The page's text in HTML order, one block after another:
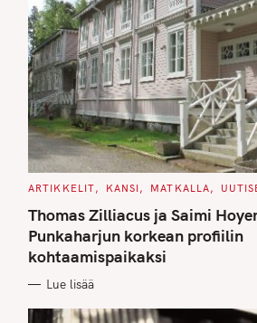
C
T
E
G
O
R
I
S
ARTIKKELIT KANSI MATKALLA
Thomas Zilliacus ja Saimi
Punkaharjun korkean profiilin
kohtaamispaikaksi
Lue lisää